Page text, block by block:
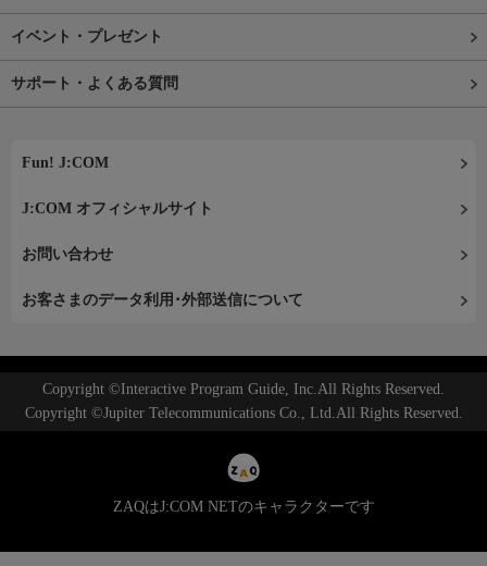
イベント・プレゼント
サポート・よくある質問
Fun! J:COM
J:COM オフィシャルサイト
お問い合わせ
お客さまのデータ利用･外部送信について
Copyright ©Interactive Program Guide, Inc.All Rights Reserved.
Copyright ©Jupiter Telecommunications Co., Ltd.All Rights Reserved.
ZAQはJ:COM NETのキャラクターです